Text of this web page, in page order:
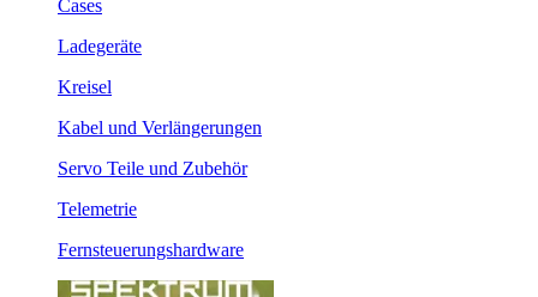
Cases
Ladegeräte
Kreisel
Kabel und Verlängerungen
Servo Teile und Zubehör
Telemetrie
Fernsteuerungshardware